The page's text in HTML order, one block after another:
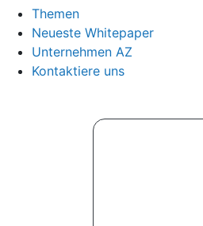
Themen
Neueste Whitepaper
Unternehmen AZ
Kontaktiere uns